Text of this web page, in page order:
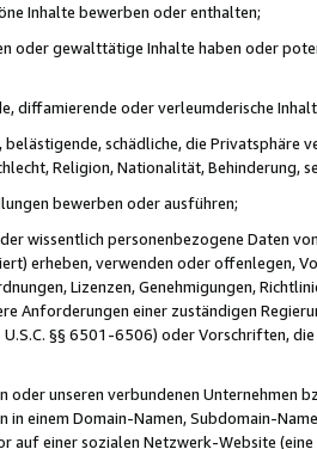
Inhalte bewerben oder enthalten;
oder gewalttätige Inhalte haben oder
diffamierende oder verleumderische
belästigende, schädliche, die Privatsphäre
Religion, Nationalität, Behinderung,
bewerben oder ausführen;
wissentlich personenbezogene Daten
erheben, verwenden oder offenlegen,
Lizenzen, Genehmigungen,
Anforderungen einer zuständigen
§§ 6501-6506) oder Vorschriften,
oder unseren verbundenen Unternehmen
in einem Domain-Namen, Subdomain-
auf einer sozialen Netzwerk-Website